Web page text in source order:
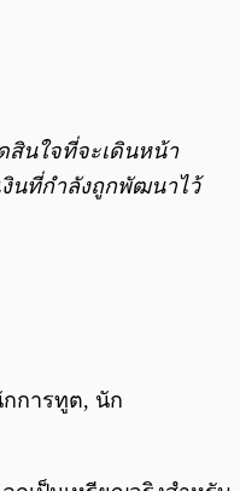
สินใจที่จะเดินหน้า
งินที่กำลังถูกพัฒนาไว้
กการทูต, นัก